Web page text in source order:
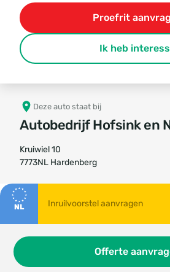
Proefrit
Ik heb
Deze auto staat bij
Autobedrijf Hofsink en
Kruiwiel 10
7773NL Hardenberg
NL
Offerte